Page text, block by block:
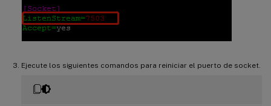
Ejecute los siguientes comandos para reiniciar el puerto de socket.